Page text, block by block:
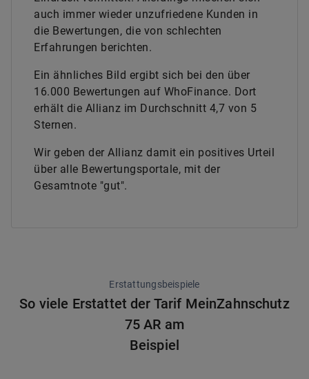
auch immer wieder unzufriedene Kunden in
die Bewertungen, die von schlechten
Erfahrungen berichten.
Ein ähnliches Bild ergibt sich bei den über
16.000 Bewertungen auf WhoFinance. Dort
erhält die Allianz im Durchschnitt 4,7 von 5
Sternen.
Wir geben der Allianz damit ein positives Urteil
über alle Bewertungsportale, mit der
Gesamtnote "gut".
Erstattungsbeispiele
So viele Erstattet der Tarif MeinZahnschutz
75 AR am
Beispiel